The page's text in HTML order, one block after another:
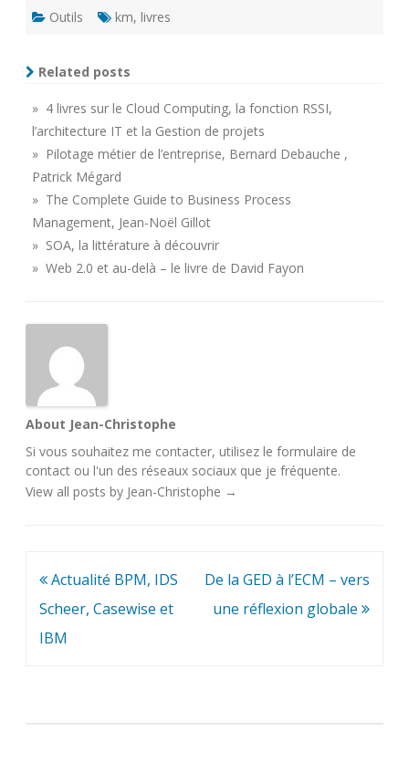
Outils km, livres
Related posts
» 4 livres sur le Cloud Computing, la fonction RSSI,
l’architecture IT et la Gestion de projets
» Pilotage métier de l’entreprise, Bernard Debauche ,
Patrick Mégard
» The Complete Guide to Business Process
Management, Jean-Noël Gillot
» SOA, la littérature à découvrir
» Web 2.0 et au-delà – le livre de David Fayon
About Jean-Christophe
Si vous souhaitez me contacter, utilisez le formulaire de
contact ou l'un des réseaux sociaux que je fréquente.
View all posts by Jean-Christophe →
Navigation
de
l’article
Actualité BPM, IDS
Scheer, Casewise et
IBM
De la GED à l’ECM – vers
une réflexion globale